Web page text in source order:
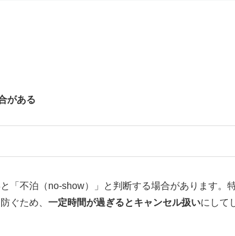
がある
「不泊（no-show）」と判断する場合があります。
ぐため、 一定時間が過ぎるとキャンセル扱いにして